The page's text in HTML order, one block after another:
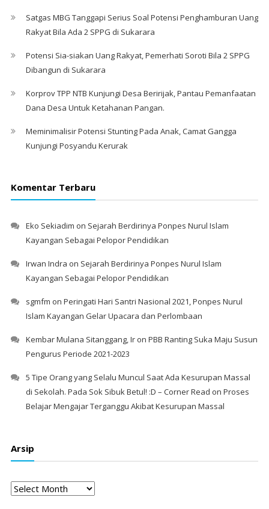
Satgas MBG Tanggapi Serius Soal Potensi Penghamburan Uang
Rakyat Bila Ada 2 SPPG di Sukarara
Potensi Sia-siakan Uang Rakyat, Pemerhati Soroti Bila 2 SPPG
Dibangun di Sukarara
Korprov TPP NTB Kunjungi Desa Beririjak, Pantau Pemanfaatan
Dana Desa Untuk Ketahanan Pangan.
Meminimalisir Potensi Stunting Pada Anak, Camat Gangga
Kunjungi Posyandu Kerurak
Komentar Terbaru
Eko Sekiadim on Sejarah Berdirinya Ponpes Nurul Islam
Kayangan Sebagai Pelopor Pendidikan
Irwan Indra on Sejarah Berdirinya Ponpes Nurul Islam
Kayangan Sebagai Pelopor Pendidikan
sgmfm on Peringati Hari Santri Nasional 2021, Ponpes Nurul
Islam Kayangan Gelar Upacara dan Perlombaan
Kembar Mulana Sitanggang, Iron PBB Ranting Suka Maju Susun
Pengurus Periode 2021-2023
5 Tipe Orang yang Selalu Muncul Saat Ada Kesurupan Massal
di Sekolah. Pada Sok Sibuk Betul! :D – Corner Read on Proses
Belajar Mengajar Terganggu Akibat Kesurupan Massal
Arsip
Arsip